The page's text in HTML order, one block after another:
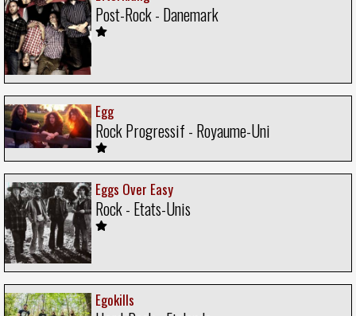
Post-Rock - Danemark
Egg
Rock Progressif - Royaume-Uni
Eggs Over Easy
Rock - Etats-Unis
Egokills